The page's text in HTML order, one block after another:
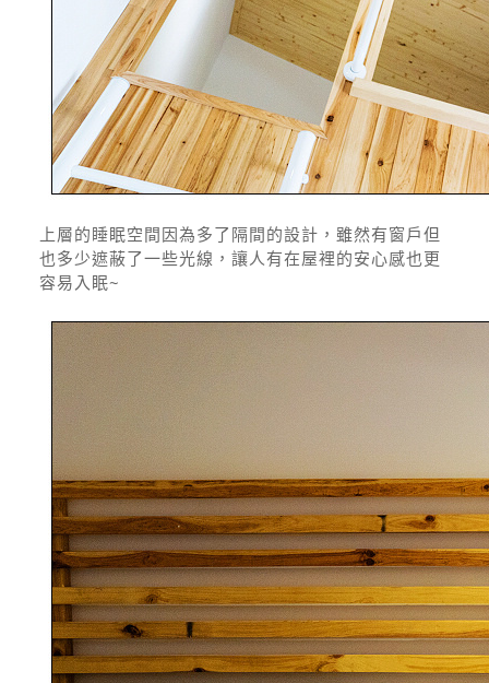
上層的睡眠空間因為多了隔間的設計，雖然有窗戶但
也多少遮蔽了一些光線，讓人有在屋裡的安心感也更
容易入眠~